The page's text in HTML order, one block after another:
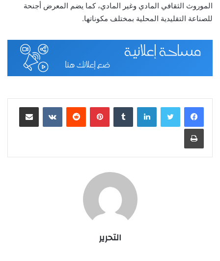
الموروث الثقافي المادي وغير المادي، كما يضم المعرض أجنحة
للصناعة التقليدية المحلية بمختلف مكوناتها.
لينكدإن بينتيريست مشاركة عبر البريد
طباعة
التحرير